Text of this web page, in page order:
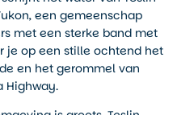
een gemeenschap
met een sterke band met
je op een stille ochtend het
en het gerommel van
Highway.